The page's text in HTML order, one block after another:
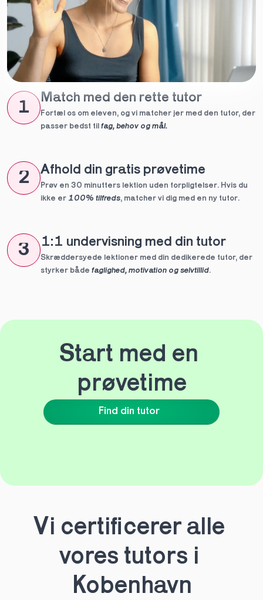
1
Match med den rette tutor
Fortæl os om eleven, og vi matcher jer med den tutor, der
passer bedst til fag, behov og mål.
2 Afhold din gratis prøvetime
Prøv en 30 minutters lektion uden forpligtelser. Hvis du
ikke er 100% tilfreds, matcher vi dig med en ny tutor.
3 1:1 undervisning med din tutor
Skræddersyede lektioner med din dedikerede tutor, der
styrker både faglighed, motivation og selvtillid.
Find din tutor
Start med en
prøvetime
Vi certificerer alle
vores tutors i
Kobenhavn